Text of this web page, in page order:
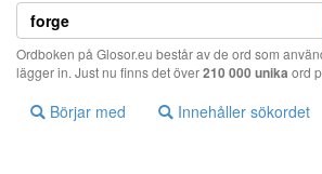
Ordboken på Glosor.eu består av de ord som
lägger in. Just nu finns det över210 000 unika ord
Börjar med Innehåller sökordet